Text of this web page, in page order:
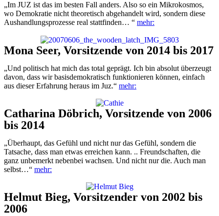
„Im JUZ ist das im besten Fall anders. Also so ein Mikrokosmos,
wo Demokratie nicht theoretisch abgehandelt wird, sondern diese
Aushandlungsprozesse real stattfinden… “ mehr:
Mona Seer, Vorsitzende von 2014 bis 2017
„Und politisch hat mich das total geprägt. Ich bin absolut überzeugt
davon, dass wir basisdemokratisch funktionieren können, einfach
aus dieser Erfahrung heraus im Juz.“ mehr:
Catharina Döbrich, Vorsitzende von 2006
bis 2014
„Überhaupt, das Gefühl und nicht nur das Gefühl, sondern die
Tatsache, dass man etwas erreichen kann. .. Freundschaften, die
ganz unbemerkt nebenbei wachsen. Und nicht nur die. Auch man
selbst…“ mehr:
Helmut Bieg, Vorsitzender von 2002 bis
2006